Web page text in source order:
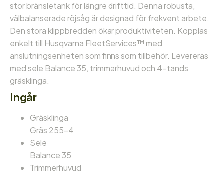
stor bränsletank för längre drifttid. Denna robusta,
välbalanserade röjsåg är designad för frekvent arbete.
Den stora klippbredden ökar produktiviteten. Kopplas
enkelt till Husqvarna FleetServices™ med
anslutningsenheten som finns som tillbehör. Levereras
med sele Balance 35, trimmerhuvud och 4-tands
gräsklinga.
Ingår
Gräsklinga
Gräs 255-4
Sele
Balance 35
Trimmerhuvud